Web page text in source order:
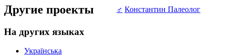
♂ Константин Палеолог
Другие проекты
На других языках
Українська